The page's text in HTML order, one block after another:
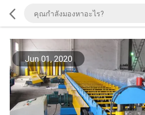
Jun 01, 2020